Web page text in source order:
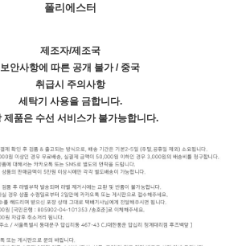
폴리에스터
제조자/제조국
보안사항에 따른 공개 불가 / 중국
취급시 주의사항
세탁기 사용을 금합니다.
제품은 수선 서비스가 불가능합니다.